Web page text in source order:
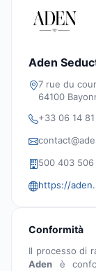
Aden
7 rue du
64100
+33 06 14
500 403 506
https://
Conformità
Il processo di
Aden è